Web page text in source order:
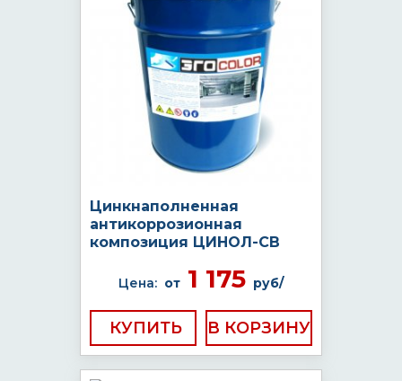
Цинкнаполненная
антикоррозионная
композиция ЦИНОЛ-СВ
Цена: от 1 175 руб/
КУПИТЬ